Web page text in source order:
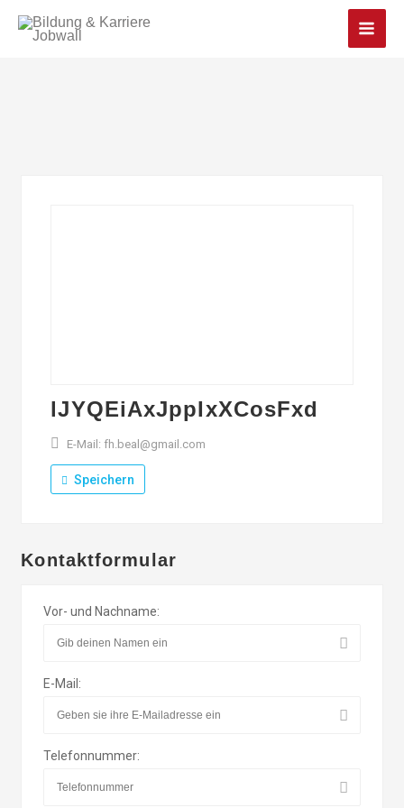
Main
lJYQEiAxJppIxXCosFxd
E-Mail: fh.beal@gmail.com
Speichern
Kontaktformular
Vor- und Nachname:
E-Mail:
Telefonnummer: